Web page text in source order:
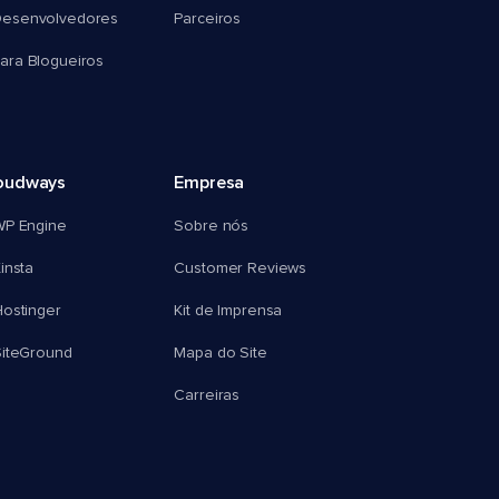
Blogueiros
Parceiros
Engine
Empresa
Sobre nós
Customer Reviews
Kit de Imprensa
Mapa do Site
Carreiras